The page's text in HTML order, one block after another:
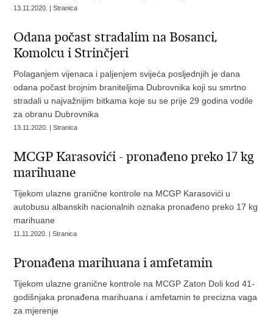
13.11.2020. | Stranica
Odana počast stradalim na Bosanci,
Komolcu i Strinčjeri
Polaganjem vijenaca i paljenjem svijeća posljednjih je dana
odana počast brojnim braniteljima Dubrovnika koji su smrtno
stradali u najvažnijim bitkama koje su se prije 29 godina vodile
za obranu Dubrovnika
13.11.2020. | Stranica
MCGP Karasovići - pronađeno preko 17 kg
marihuane
Tijekom ulazne granične kontrole na MCGP Karasovići u
autobusu albanskih nacionalnih oznaka pronađeno preko 17 kg
marihuane
11.11.2020. | Stranica
Pronađena marihuana i amfetamin
Tijekom ulazne granične kontrole na MCGP Zaton Doli kod 41-
godišnjaka pronađena marihuana i amfetamin te precizna vaga
za mjerenje